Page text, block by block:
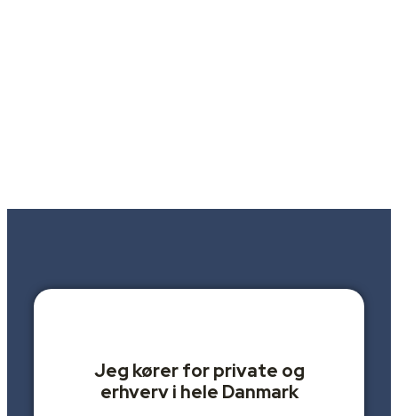
Jeg kører for private og
erhverv i hele Danmark